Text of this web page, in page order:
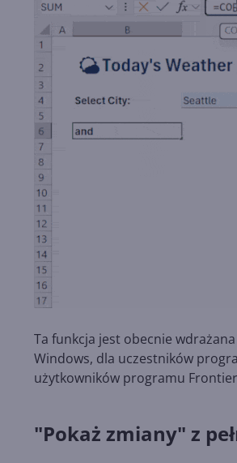
Ta funkcja jest obecnie
Windows, dla uczestników
użytkowników programu
"Pokaż zmiany" z